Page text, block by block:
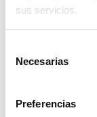
sus servicios.
Necesarias
Preferencias
sangre que
para
aceleran la